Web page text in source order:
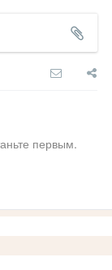
первым.